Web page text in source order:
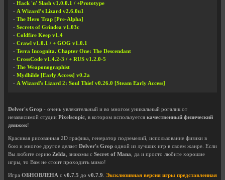
- Hack 'n' Slash v1.0.0.1 / +Prototype
- A Wizard’s Lizard v2.6.0u1
- The Hero Trap [Pre-Alpha]
- Secrets of Grindea v1.03c
- Coldfire Keep v1.4
- Crawl v1.0.1 / + GOG v1.0.1
- Terra Incognita. Chapter One: The Descendant
- CrossCode v1.4.2-3 / + RUS v1.2.0-5
- The Weaponographist
- Mydhilde [Early Access] v0.2a
- A Wizard's Lizard 2: Soul Thief v0.26.0 [Steam Early Access]
Delver's Grop - очень увлекательный и во многом уникальный рогалик от
независимой студии Pixelscopic , в котором используется качественный физический
движок!
Красивая рисованная 2D графика, генератор подземелий, использование физики в
бою и многое другое делает Delver's Grop одной из лучших игр в своем жанре. Если
Вы любите серию Zelda , знакомы с Secret of Mana , да и просто любите хорошие
игры, то Вам не стоит проходить мимо!
Игра ОБНОВЛЕНА с v0.7.5 до v0.7.9
Эксклюзивная версия игры представленная